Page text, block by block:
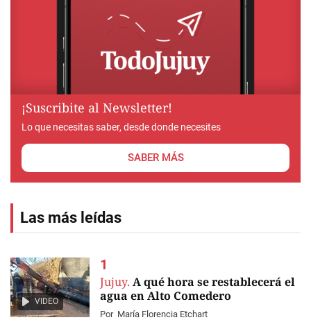
¡Suscribite al Newsletter!
Lo que necesitas saber, desde donde necesites
SABER MÁS
Las más leídas
VIDEO
Jujuy. A qué hora se restablecerá el
agua en Alto Comedero
Por María Florencia Etchart